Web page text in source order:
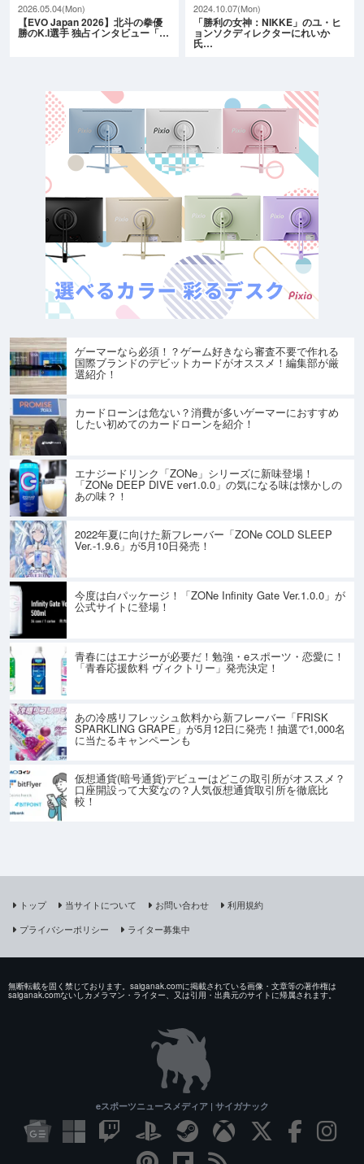
2026.05.04(Mon)
【EVO Japan 2026】北斗の拳優
勝のK.I選手 独占インタビュー「…
2024.10.07(Mon)
「勝利の女神：NIKKE」のユ・ヒ
ョンソクディレクターにれいか
氏…
ゲーマーなら必須！？ゲーム好きなら審査不要で作れる
国際ブランドのデビットカードがオススメ！編集部が厳
選紹介！
カードローンは危ない？消費が多いゲーマーにおすすめ
したい初めてのカードローンを紹介！
エナジードリンク「ZONe」シリーズに新味登場！
「ZONe DEEP DIVE ver1.0.0」の気になる味は懐かしの
あの味？！
2022年夏に向けた新フレーバー「ZONe COLD SLEEP
Ver.-1.9.6」が5月10日発売！
今度は白パッケージ！「ZONe Infinity Gate Ver.1.0.0」が
公式サイトに登場！
青春にはエナジーが必要だ！勉強・eスポーツ・恋愛に！
「青春応援飲料 ヴィクトリー」発売決定！
あの冷感リフレッシュ飲料から新フレーバー「FRISK
SPARKLING GRAPE」が5月12日に発売！抽選で1,000名
に当たるキャンペーンも
仮想通貨(暗号通貨)デビューはどこの取引所がオススメ？
口座開設って大変なの？人気仮想通貨取引所を徹底比
較！
トップ 当サイトについて お問い合わせ
利用規約
プライバシーポリシー
ライター募集中
無断転載を固く禁じております。saiganak.comに掲載されている画像・文章等の著作権は
saiganak.comないしカメラマン・ライター、又は引用・出典元のサイトに帰属されます。
eスポーツニュースメディア | サイガナック